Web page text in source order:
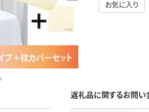
8
お気に入り
返礼品に関するお問い